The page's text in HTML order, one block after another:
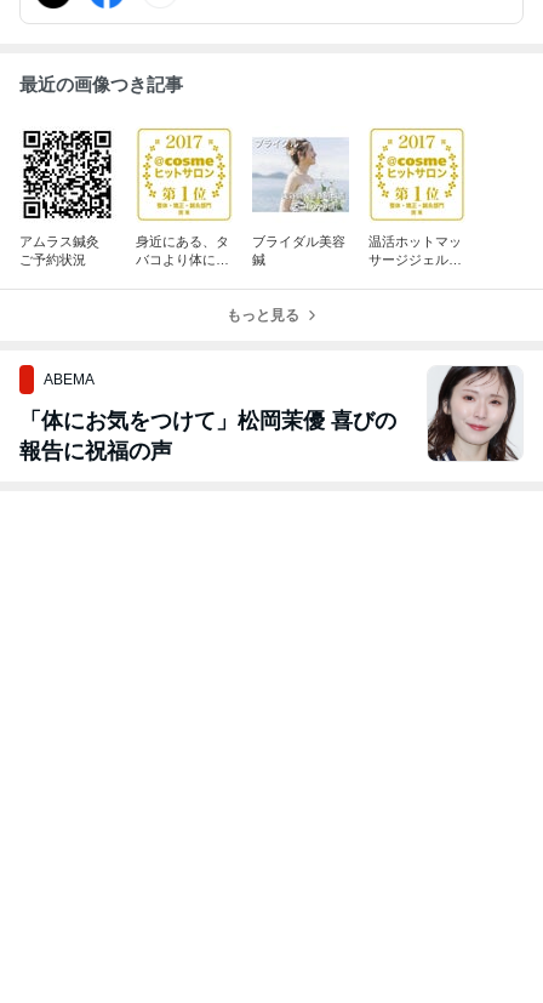
だきます。
最近の画像つき記事
アムラス鍼灸
ご予約状況
身近にある、タ
バコより体に悪
ブライダル美容
鍼
温活ホットマッ
サージジェル
もっと見る
ABEMA
「体にお気をつけて」松岡茉優 喜びの
報告に祝福の声